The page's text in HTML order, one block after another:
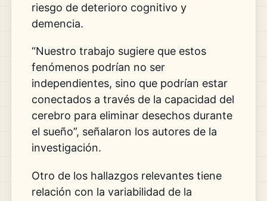
riesgo de deterioro cognitivo y
demencia.
“Nuestro trabajo sugiere que estos
fenómenos podrían no ser
independientes, sino que podrían estar
conectados a través de la capacidad del
cerebro para eliminar desechos durante
el sueño”, señalaron los autores de la
investigación.
Otro de los hallazgos relevantes tiene
relación con la variabilidad de la